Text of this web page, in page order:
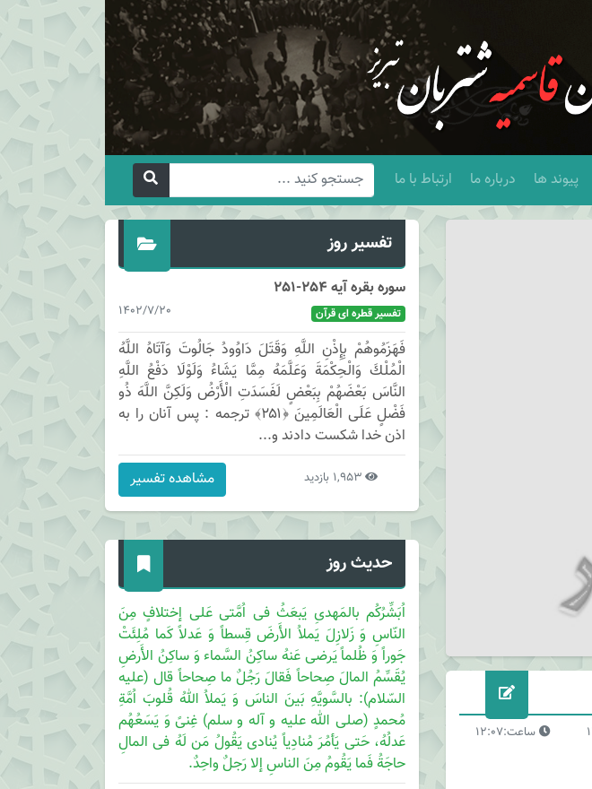
پیوند ها درباره ما ارتباط با ما
ساعت:12:07
تفسیر روز
سوره بقره آیه 254-251
1402/7/20 تفسیر قطره ای قرآن
فَهَزَمُوهُمْ بِإِذْنِ اللَّهِ وَقَتَلَ دَاوُودُ جَالُوتَ وَآتَاهُ اللَّهُ
الْمُلْكَ وَالْحِكْمَةَ وَعَلَّمَهُ مِمَّا يَشَاءُ وَلَوْلَا دَفْعُ اللَّهِ
النَّاسَ بَعْضَهُمْ بِبَعْضٍ لَفَسَدَتِ الْأَرْضُ وَلَكِنَّ اللَّهَ ذُو
فَضْلٍ عَلَى الْعَالَمِينَ ﴿۲۵۱﴾ ترجمه : پس آنان را به
اذن خدا شكست دادند و...
1,953 بازدید مشاهده تفسیر
حدیث روز
اُبَشِّرُکُم بالمَهدیِ یَبعَثُ فی اُمَّتی عَلی إختلافٍ مِنَ
النّاسِ وَ زَلازِلَ یَملاُ الأَرضَ قِسطاً وَ عَدلاً کَما مُلِئَتْ
جَوراً وَ ظُلماً یَرضی عَنهُ ساکِنُ السَّماء وَ ساکِنُ الأَرضِ
یُقَسِّمُ المالَ صِحاحاً فَقالَ رَجُلٌ ما صِحاحاً قال (علیه
السّلام): بالسَّویَّهِ بَینَ الناسَ وَ یَملاُ اللهُ قُلوبَ اُمَّةِ
مُحمدٍ (صلی الله علیه و آله و سلم) غِنیً وَ یَسَعُهُم
عَدلُهُ، حَتی یَأمُرَ مُنادِیاً یُنادی یَقُولُ مَن لَهُ فی المالِ
حاجَةُ فَما یَقُومُ مِنَ الناسِ إلا رَجلٌ واحِدٌ.